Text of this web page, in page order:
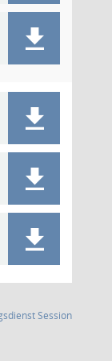
Session(Wird in